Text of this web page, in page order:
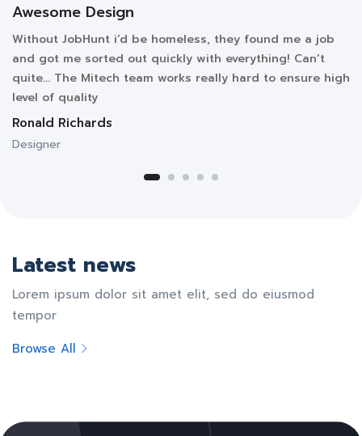
Awesome Design
Without JobHunt i’d be homeless, they found me a job
and got me sorted out quickly with everything! Can’t
quite… The Mitech team works really hard to ensure high
level of quality
Ronald Richards
Designer
Latest news
Lorem ipsum dolor sit amet elit, sed do eiusmod
tempor
Browse All